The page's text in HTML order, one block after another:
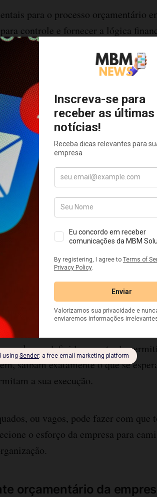
para o processo orçamentário
controle e fornecer a lógica
tenha amplo conhecimento sobre os
dele devem ser derivadas regras
movimentações financeiras.
não devem ser
se contabilidade gerencial, a qual
objetivos e metas da
empresarial, deve-se definir
ser baseada na compreensão
a ser gerada no mercado e no
tais como, atuação em outros
claro e definido a ponto de
saibam exatamente o que se
a sua execução.
ou vagos, pode fazer com que
o esforço da empresa para
orçamentário da